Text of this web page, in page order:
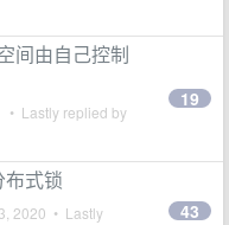
间由自己控制
• Lastly replied by
19
式锁
2020 • Lastly
43